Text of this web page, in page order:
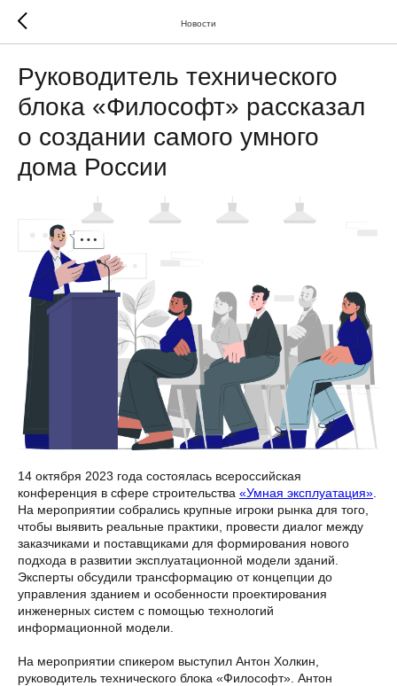
Новости
Руководитель технического
блока «Философт» рассказал
о создании самого умного
дома России
14 октября 2023 года состоялась всероссийская
конференция в сфере строительства «Умная эксплуатация»
На мероприятии собрались крупные игроки рынка для того,
чтобы выявить реальные практики, провести диалог между
заказчиками и поставщиками для формирования нового
подхода в развитии эксплуатационной модели зданий.
Эксперты обсудили трансформацию от концепции до
управления зданием и особенности проектирования
инженерных систем с помощью технологий
информационной модели.
На мероприятии спикером выступил Антон Холкин,
руководитель технического блока «Философт». Антон